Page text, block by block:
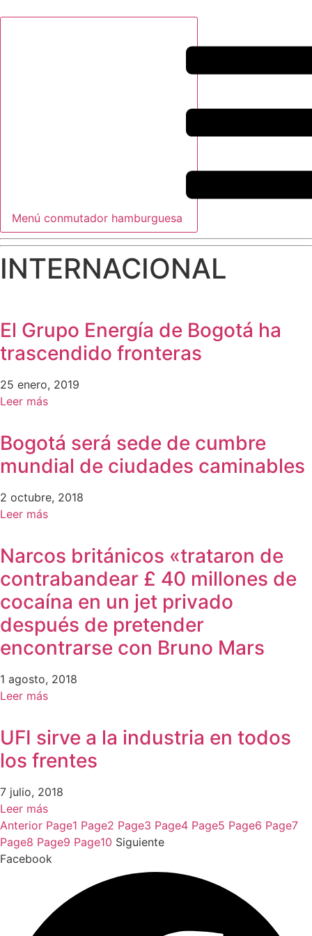
Menú conmutador hamburguesa
INTERNACIONAL
El Grupo Energía de Bogotá ha
trascendido fronteras
25 enero, 2019
Leer más
Bogotá será sede de cumbre
mundial de ciudades caminables
2 octubre, 2018
Leer más
Narcos británicos «trataron de
contrabandear £ 40 millones de
cocaína en un jet privado
después de pretender
encontrarse con Bruno Mars
1 agosto, 2018
Leer más
UFI sirve a la industria en todos
los frentes
7 julio, 2018
Leer más
Anterior Page1 Page2 Page3 Page4 Page5 Page6 Page7
Page8 Page9 Page10 Siguiente
Facebook